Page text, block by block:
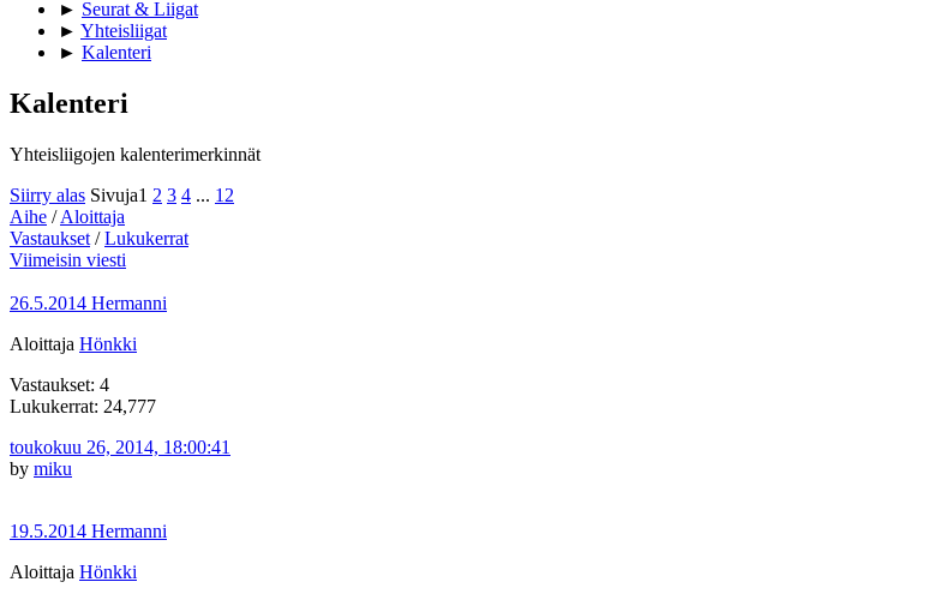
► Seurat & Liigat
► Yhteisliigat
► Kalenteri
Kalenteri
Yhteisliigojen kalenterimerkinnät
Siirry alas Sivuja1 2 3 4 ... 12
Aihe /Aloittaja
Vastaukset /Lukukerrat
Viimeisin viesti
26.5.2014 Hermanni
Aloittaja Hönkki
Vastaukset: 4
Lukukerrat: 24,777
toukokuu 26, 2014, 18:00:41
by miku
19.5.2014 Hermanni
Aloittaja Hönkki